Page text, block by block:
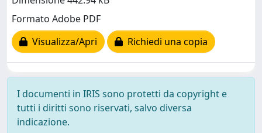
Formato Adobe PDF
Visualizza/Apri
Richiedi una copia
I documenti in IRIS sono protetti da copyright e
tutti i diritti sono riservati, salvo diversa
indicazione.